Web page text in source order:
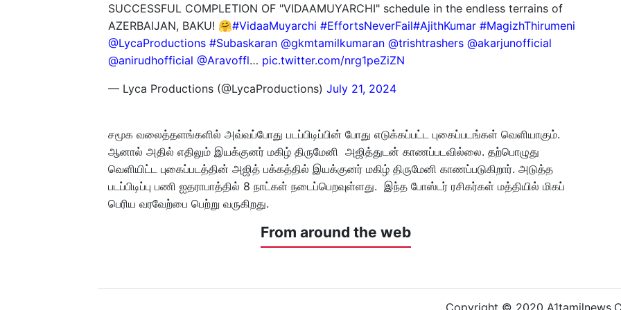
SUCCESSFUL COMPLETION OF "VIDAAMUYARCHI" schedule in the endless terrains of
AZERBAIJAN, BAKU! 🤗#VidaaMuyarchi #EffortsNeverFail#AjithKumar #MagizhThirumeni
@LycaProductions #Subaskaran @gkmtamilkumaran @trishtrashers @akarjunofficial
@anirudhofficial @Aravoffl… pic.twitter.com/nrg1peZiZN
— Lyca Productions (@LycaProductions)July 21, 2024
சமூக வலைத்தளங்களில் அவ்வப்போது படப்பிடிப்பின் போது எடுக்கப்பட்ட புகைப்படங்கள் வெளியாகும்.
ஆனால் அதில் எதிலும் இயக்குனர் மகிழ் திருமேனி அஜித்துடன் காணப்படவில்லை. தற்பொழுது
வெளியிட்ட புகைப்படத்தின் அஜித் பக்கத்தில் இயக்குனர் மகிழ் திருமேனி காணப்படுகிறார். அடுத்த
படப்பிடிப்பு பணி ஐதராபாத்தில் 8 நாட்கள் நடைப்பெறவுள்ளது. இந்த போஸ்டர் ரசிகர்கள் மத்தியில் மிகப்
பெரிய வரவேற்பை பெற்று வருகிறது.
From around the web
Copyright © 2020